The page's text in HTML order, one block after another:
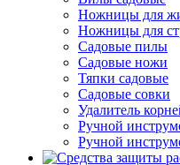
Ножницы для
Ножницы для
Садовые пилы
Садовые ножи
Тяпки садовые
Садовые совки
Удалитель
Ручной
Ручной